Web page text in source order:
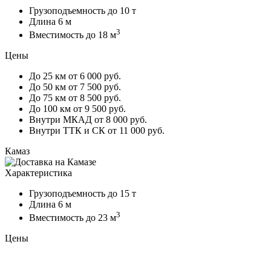
Грузоподъемность до 10 т
Длина 6 м
Вместимость до 18 м3
Цены
До 25 км от 6 000 руб.
До 50 км от 7 500 руб.
До 75 км от 8 500 руб.
До 100 км от 9 500 руб.
Внутри МКАД от 8 000 руб.
Внутри ТТК и СК от 11 000 руб.
Камаз
Характеристика
Грузоподъемность до 15 т
Длина 6 м
Вместимость до 23 м3
Цены